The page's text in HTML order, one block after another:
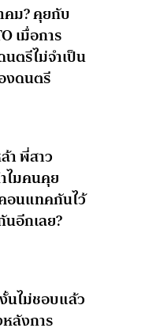
คม? คุยกับ
เมื่อการ
ตรีไม่จำเป็น
งดนตรี
า พี่สาว
ไมคนคุย
นแทคกันไว้
อีกเลย?
นไม่ชอบแล้ว
ลังการ